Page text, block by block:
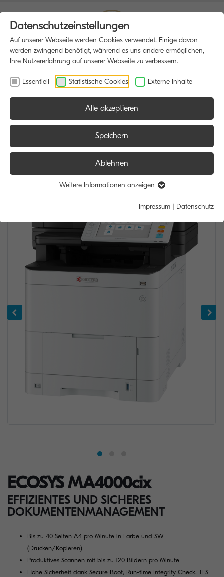
ECOSYS MA4000cix
EFFIZIENTES UND SICHERES
DOKUMENTENMANAGEMENT
Bis zu 40 Seiten A4 pro Minute in Farbe und SW
(Drucken/Kopieren)
Produktives Scannen mit bis zu 120 Bildern pro Minute
Hohe Sicherheit dank Secure Boot, Run-time Integrity Check, TLS
Datenschutzeinstellungen
Auf unserer Webseite werden Cookies verwendet. Einige davon
werden zwingend benötigt, während es uns andere ermöglichen,
Ihre Nutzererfahrung auf unserer Webseite zu verbessern.
Essentiell Statistische Cookies Externe Inhalte
Alle akzeptieren
Speichern
Ablehnen
Weitere Informationen anzeigen
Impressum | Datenschutz